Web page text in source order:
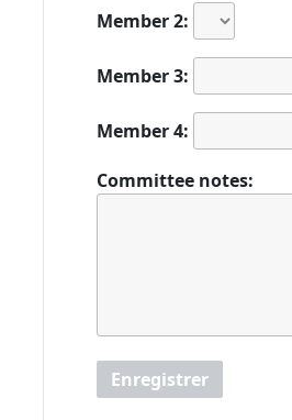
Member 2:
Member 3:
Member 4:
Committee notes:
Enregistrer